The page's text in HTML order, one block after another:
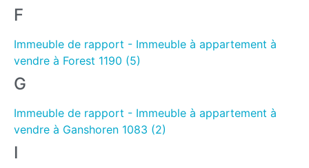
F
Immeuble de rapport - Immeuble à appartement à
vendre à Forest 1190 (5)
G
Immeuble de rapport - Immeuble à appartement à
vendre à Ganshoren 1083 (2)
I